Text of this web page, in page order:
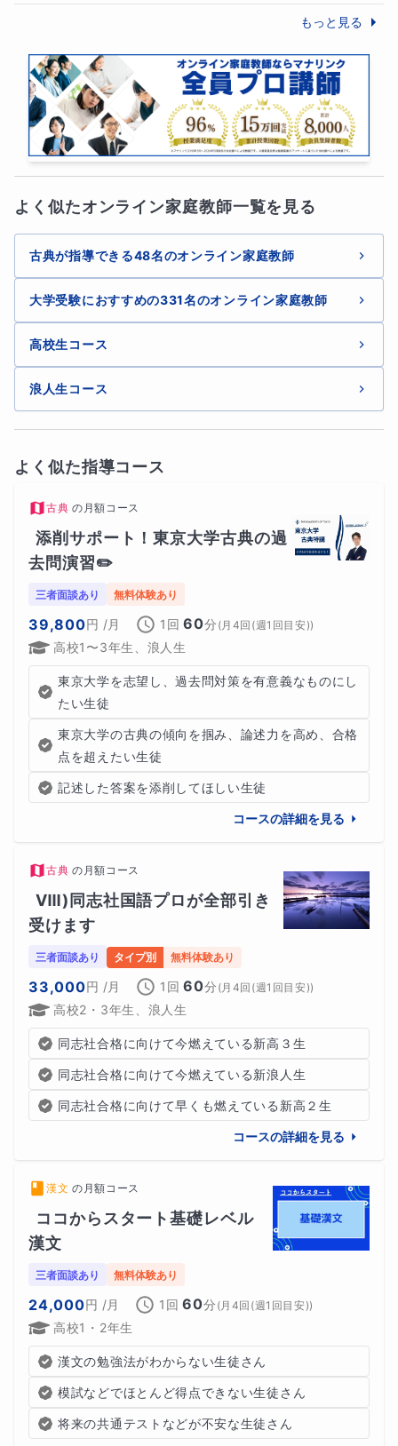
学年・志望大学
現状の古文理解度（出来ていること・できないと自覚でき
ていること）
行できた、その時点で大きな成果を得られて
いると思いますよ！苦手分野にも関わらず、
積極的に解答プロセスを返答できていました
ね。その点でも、とても力になっている証拠
だと思います。
またお力になれることありましたら、いつで
もお待ちしております。
この度はご投稿ありがとうございました!!
もっと見る
よく似たオンライン家庭教師一覧を見る
古典が指導できる48名のオンライン家庭教師
大学受験におすすめの331名のオンライン家庭教師
高校生コース
浪人生コース
よく似た指導コース
古典 の 月額コース
添削サポート！東京大学古典の過
去問演習✏️
三者面談あり 無料体験あり
39,800円 /月 1回 60分 (月4回(週1回目安))
高校1〜3年生、浪人生
東京大学を志望し、過去問対策を有意義なものにし
たい生徒
東京大学の古典の傾向を掴み、論述力を高め、合格
点を超えたい生徒
記述した答案を添削してほしい生徒
コースの詳細を見る
古典 の 月額コース
Ⅷ)同志社国語プロが全部引き
受けます
三者面談あり タイプ別 無料体験あり
33,000円 /月 1回 60分 (月4回(週1回目安))
高校2・3年生、浪人生
同志社合格に向けて今燃えている新高３生
同志社合格に向けて今燃えている新浪人生
同志社合格に向けて早くも燃えている新高２生
コースの詳細を見る
漢文 の 月額コース
ココからスタート基礎レベル
漢文
三者面談あり 無料体験あり
24,000円 /月 1回 60分 (月4回(週1回目安))
高校1・2年生
漢文の勉強法がわからない生徒さん
模試などでほとんど得点できない生徒さん
将来の共通テストなどが不安な生徒さん